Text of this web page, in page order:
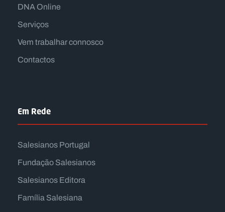
DNA Online
Serviços
Vem trabalhar connosco
Contactos
Em Rede
Salesianos Portugal
Fundação Salesianos
Salesianos Editora
Família Salesiana